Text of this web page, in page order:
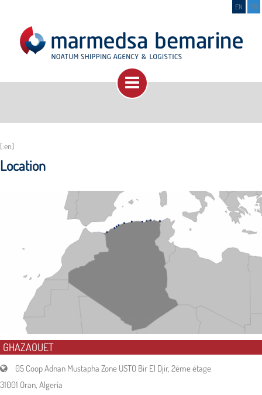
FR
EN
[:en]
Location
GHAZAOUET
05 Coop Adnan Mustapha Zone USTO Bir El Djir, 2ème étage
31001 Oran, Algeria